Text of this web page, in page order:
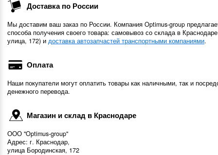
Доставка по России
Мы доставим ваш заказ по России. Компания Optimus-group
способа получения своего товара: самовывоз со склада в
улица, 172) и доставка автозапчастей транспортными компаниями.
Оплата
Наши покупатели могут оплатить товары как наличными, так и
денежного перевода.
Магазин и склад в Краснодаре
ООО "Optimus-group"
Адрес: г. Краснодар,
улица Бородинская, 172